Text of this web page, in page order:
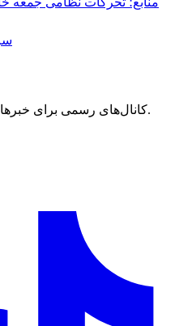
۶
کانال‌های رسمی برای خبرهای فوری، کلیپ‌ها و تازه‌سازی‌ها.